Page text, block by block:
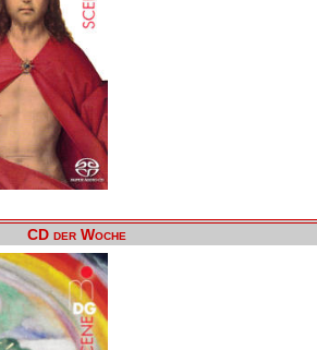
CD der Woche